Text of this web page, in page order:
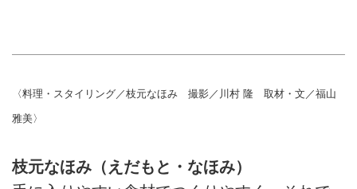
〈料理・スタイリング／枝元なほみ 撮影／川村 隆 取材・文／福山
雅美〉
枝元なほみ（えだもと・なほみ）